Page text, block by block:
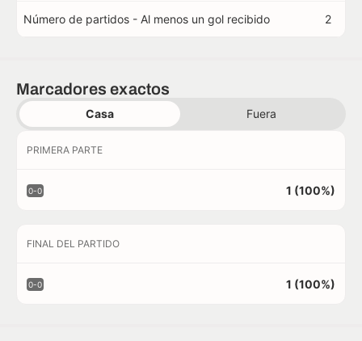
Número de partidos - Al menos un gol recibido 2
Marcadores exactos
Casa Fuera
PRIMERA PARTE
0-0 1 (100%)
FINAL DEL PARTIDO
0-0 1 (100%)